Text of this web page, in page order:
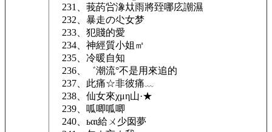
231、莪菂吢潒夶雨將臸哪庅謿濕
232、暴走の尐女梦
233、犯賤的愛
234、神經質小姐㎡
235、冷暖自知
236、゛潮流°不是用來追的
237、此痛☆非彼痛﹏
238、仙女來χμη山·★
239、呱唧呱唧
240、ьαι給ㄨ少囡夢